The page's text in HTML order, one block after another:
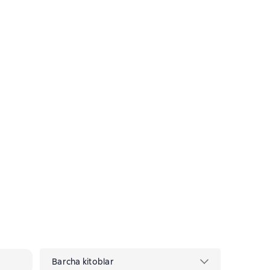
Barcha kitoblar